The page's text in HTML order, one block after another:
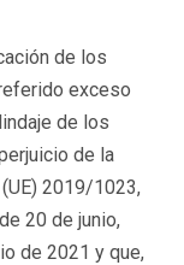
de los
exceso
de los
de la
2019/1023,
20 de junio,
de 2021 y que,